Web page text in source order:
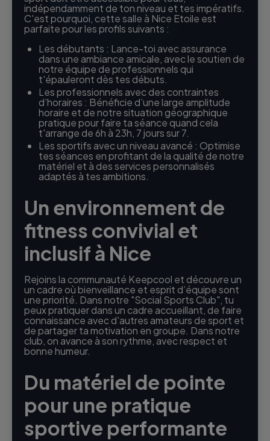
indépendamment de ton niveau et tes impératifs.
C'est pourquoi, cette salle à Nice Etoile est
parfaite pour les profils suivants :
Les débutants : Lance-toi avec assurance
dans une ambiance amicale, avec le soutien de
notre équipe de professionnels qui
t'épauleront dès tes débuts.
Les professionnels avec des contraintes
d’horaires : Bénéficie d’une large amplitude
horaire et de notre situation géographique
pratique pour faire ta séance quand cela
t'arrange de 6h à 23h, 7 jours sur 7.
Les sportifs avec un niveau avancé : Optimise
tes séances en profitant de la qualité de notre
matériel et à des services personnalisés
adaptés à tes ambitions.
Un environnement de
fitness convivial et
inclusif à Nice
Rejoins la communauté Keepcool et découvre un
un cadre où bienveillance et esprit d’équipe sont
une priorité. Dans notre "Social Sports Club", tu
peux pratiquer dans un cadre accueillant, de faire
connaissance avec d'autres amateurs de sport et
de partager ta motivation en groupe. Dans notre
club, on avance à son rythme, avec respect et
bonne humeur.
Du matériel de pointe
pour une pratique
sportive performante